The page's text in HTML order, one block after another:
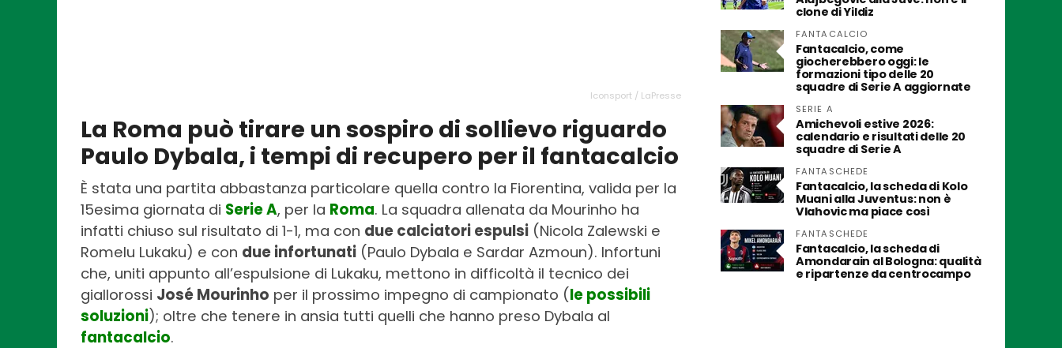
Iconsport / LaPresse
La Roma può tirare un sospiro di sollievo riguardo
Paulo Dybala, i tempi di recupero per il fantacalcio
È stata una partita abbastanza particolare quella contro la Fiorentina, valida per la
15esima giornata di Serie A, per la Roma. La squadra allenata da Mourinho ha
infatti chiuso sul risultato di 1-1, ma con due calciatori espulsi (Nicola Zalewski e
Romelu Lukaku) e con due infortunati (Paulo Dybala e Sardar Azmoun). Infortuni
che, uniti appunto all’espulsione di Lukaku, mettono in difficoltà il tecnico dei
giallorossi José Mourinho per il prossimo impegno di campionato (le possibili
soluzioni); oltre che tenere in ansia tutti quelli che hanno preso Dybala al
fantacalcio.
clone di Yildiz
FANTACALCIO
Fantacalcio, come
giocherebbero oggi: le
formazioni tipo delle 20
squadre di Serie A aggiornate
SERIE A
Amichevoli estive 2026:
calendario e risultati delle 20
squadre di Serie A
FANTASCHEDE
Fantacalcio, la scheda di Kolo
Muani alla Juventus: non è
Vlahovic ma piace così
FANTASCHEDE
Fantacalcio, la scheda di
Amondarain al Bologna: qualità
e ripartenze da centrocampo